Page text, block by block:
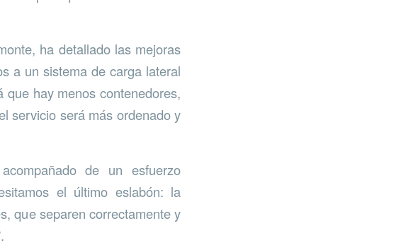
ha detallado las mejoras
a un sistema de carga lateral
hay menos contenedores,
servicio será más ordenado y
de un esfuerzo
el último eslabón: la
que separen correctamente y